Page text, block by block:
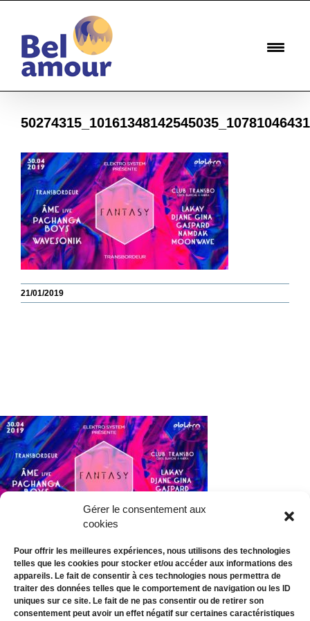
Gérer le consentement aux
cookies
Pour offrir les meilleures expériences, nous utilisons des technologies
telles que les cookies pour stocker et/ou accéder aux informations des
appareils. Le fait de consentir à ces technologies nous permettra de
traiter des données telles que le comportement de navigation ou les ID
uniques sur ce site. Le fait de ne pas consentir ou de retirer son
consentement peut avoir un effet négatif sur certaines caractéristiques
contenu
21/01/2019